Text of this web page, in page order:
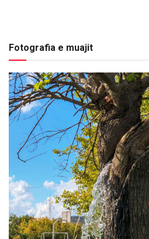
Fotografia e muajit